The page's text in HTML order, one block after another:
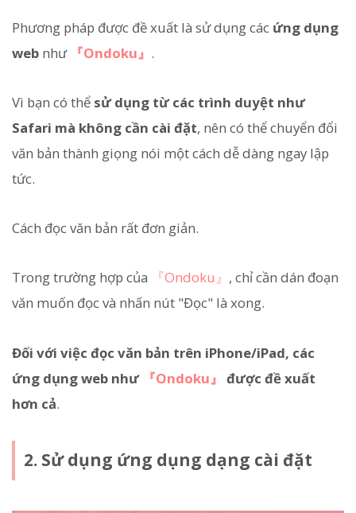
Phương pháp được đề xuất là sử dụng các ứng dụng
web như 『Ondoku』 .
Vì bạn có thể sử dụng từ các trình duyệt như
Safari mà không cần cài đặt, nên có thể chuyển đổi
văn bản thành giọng nói một cách dễ dàng ngay lập
tức.
Cách đọc văn bản rất đơn giản.
Trong trường hợp của 『Ondoku』 , chỉ cần dán đoạn
văn muốn đọc và nhấn nút "Đọc" là xong.
Đối với việc đọc văn bản trên iPhone/iPad, các
ứng dụng web như 『Ondoku』 được đề xuất
hơn cả.
2. Sử dụng ứng dụng dạng cài đặt